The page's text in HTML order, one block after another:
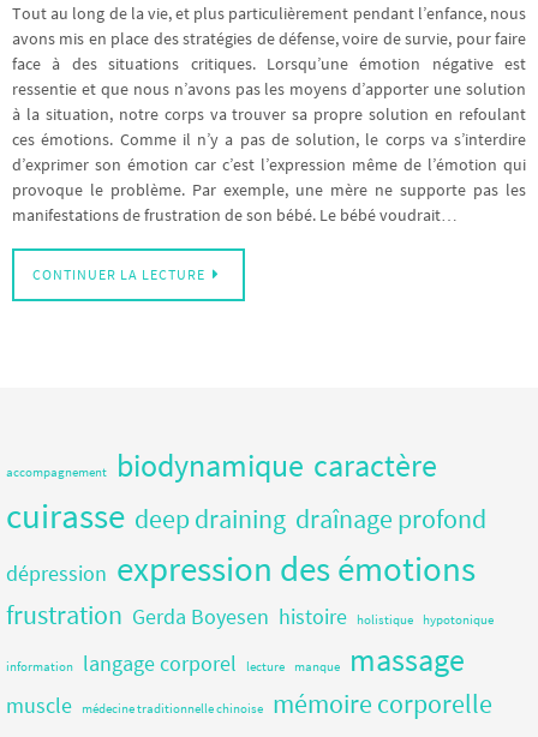
Tout au long de la vie, et plus particulièrement pendant l’enfance, nous
avons mis en place des stratégies de défense, voire de survie, pour faire
face à des situations critiques. Lorsqu’une émotion négative est
ressentie et que nous n’avons pas les moyens d’apporter une solution
à la situation, notre corps va trouver sa propre solution en refoulant
ces émotions. Comme il n’y a pas de solution, le corps va s’interdire
d’exprimer son émotion car c’est l’expression même de l’émotion qui
provoque le problème. Par exemple, une mère ne supporte pas les
manifestations de frustration de son bébé. Le bébé voudrait…
CONTINUER LA LECTURE
accompagnement biodynamique caractère
cuirasse deep draining draînage profond
dépression expression des émotions
frustration Gerda Boyesen histoire holistique hypotonique
information langage corporel lecture manque massage
muscle médecine traditionnelle chinoise mémoire corporelle